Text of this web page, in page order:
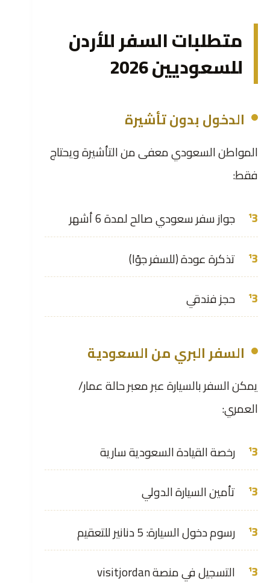
متطلبات السفر للأردن
للسعوديين 2026
الدخول بدون تأشيرة
المواطن السعودي معفى من التأشيرة ويحتاج
فقط:
جواز سفر سعودي صالح لمدة 6 أشهر
تذكرة عودة (للسفر جوًا)
حجز فندقي
السفر البري من السعودية
يمكن السفر بالسيارة عبر معبر حالة عمار/
العمري:
رخصة القيادة السعودية سارية
تأمين السيارة الدولي
رسوم دخول السيارة: 5 دنانير للتعقيم
التسجيل في منصة visitjordan